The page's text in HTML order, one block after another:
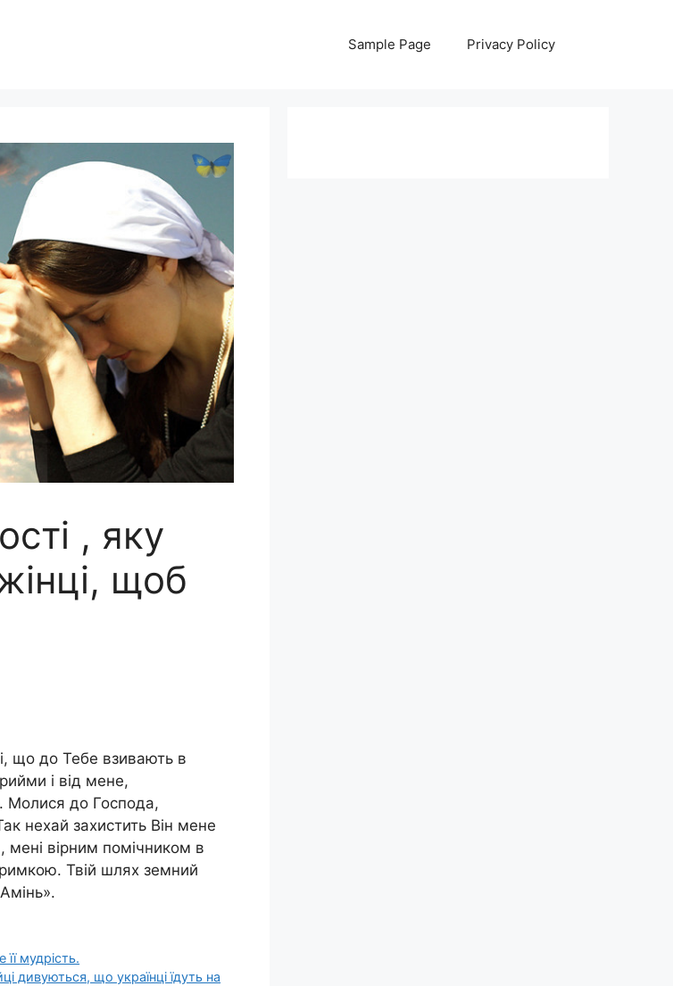
Sample Page Privacy Policy
, яку
щоб
що до Тебе взивають в
і від мене,
Молися до Господа,
нехай захистить Він мене
мені вірним помічником в
Твій шлях земний
мудрість.
дивуються, що українці їдуть на